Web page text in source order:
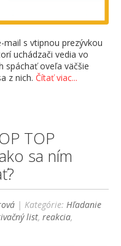
mail s vtipnou prezývkou
uchádzači vedia vo
spáchať oveľa väčšie
z nich. Čítať viac...
TOP
sa ním
| Kategórie:Hľadanie
list,reakcia,